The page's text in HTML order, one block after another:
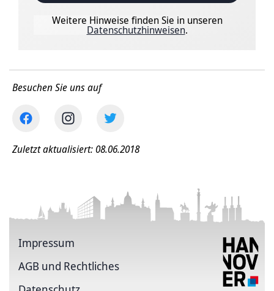
Weitere Hinweise finden Sie in unseren
Datenschutzhinweisen.
Besuchen Sie uns auf
Zuletzt aktualisiert: 08.06.2018
Impressum
AGB und Rechtliches